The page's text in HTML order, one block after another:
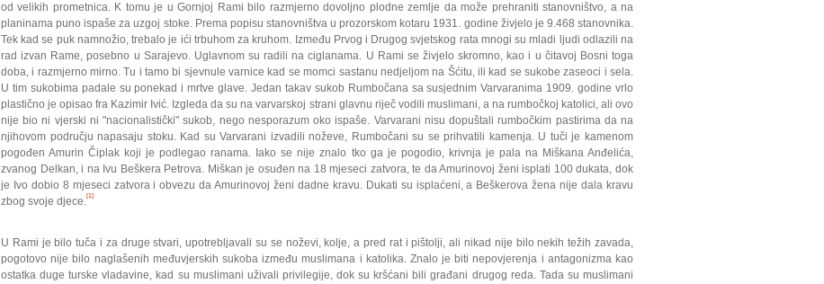
od velikih prometnica. K tomu je u Gornjoj Rami bilo razmjerno dovoljno plodne zemlje da može prehraniti stanovništvo, a na
planinama puno ispaše za uzgoj stoke. Prema popisu stanovništva u prozorskom kotaru 1931. godine živjelo je 9.468 stanovnika.
Tek kad se puk namnožio, trebalo je ići trbuhom za kruhom. Između Prvog i Drugog svjetskog rata mnogi su mladi ljudi odlazili na
rad izvan Rame, posebno u Sarajevo. Uglavnom su radili na ciglanama. U Rami se živjelo skromno, kao i u čitavoj Bosni toga
doba, i razmjerno mirno. Tu i tamo bi sjevnule varnice kad se momci sastanu nedjeljom na Šćitu, ili kad se sukobe zaseoci i sela.
U tim sukobima padale su ponekad i mrtve glave. Jedan takav sukob Rumbočana sa susjednim Varvaranima 1909. godine vrlo
plastično je opisao fra Kazimir Ivić. Izgleda da su na varvarskoj strani glavnu riječ vodili muslimani, a na rumbočkoj katolici, ali ovo
nije bio ni vjerski ni "nacionalistički" sukob, nego nesporazum oko ispaše. Varvarani nisu dopuštali rumbočkim pastirima da na
njihovom području napasaju stoku. Kad su Varvarani izvadili noževe, Rumbočani su se prihvatili kamenja. U tuči je kamenom
pogođen Amurin Čiplak koji je podlegao ranama. Iako se nije znalo tko ga je pogodio, krivnja je pala na Miškana Anđelića,
zvanog Delkan, i na Ivu Beškera Petrova. Miškan je osuđen na 18 mjeseci zatvora, te da Amurinovoj ženi isplati 100 dukata, dok
je Ivo dobio 8 mjeseci zatvora i obvezu da Amurinovoj ženi dadne kravu. Dukati su isplaćeni, a Beškerova žena nije dala kravu
zbog svoje djece.[1]
U Rami je bilo tuča i za druge stvari, upotrebljavali su se noževi, kolje, a pred rat i pištolji, ali nikad nije bilo nekih težih zavada,
pogotovo nije bilo naglašenih međuvjerskih sukoba između muslimana i katolika. Znalo je biti nepovjerenja i antagonizma kao
ostatka duge turske vladavine, kad su muslimani uživali privilegije, dok su kršćani bili građani drugog reda. Tada su muslimani